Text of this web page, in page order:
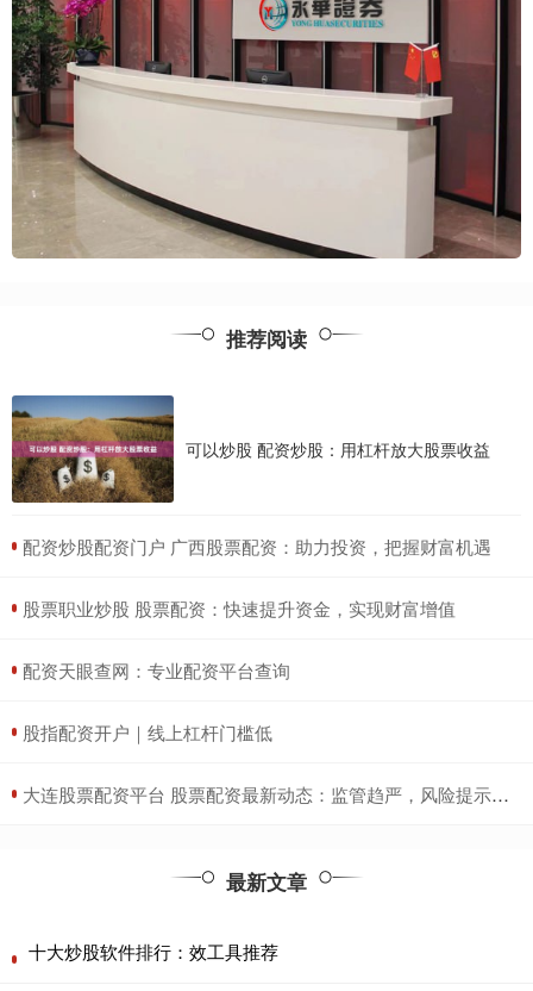
推荐阅读
可以炒股 配资炒股：用杠杆放大股票收益
​配资炒股配资门户 广西股票配资：助力投资，把握财富机遇
​股票职业炒股 股票配资：快速提升资金，实现财富增值
​配资天眼查网：专业配资平台查询
​股指配资开户｜线上杠杆门槛低
​大连股票配资平台 股票配资最新动态：监管趋严，风险提示升级
最新文章
十大炒股软件排行：效工具推荐